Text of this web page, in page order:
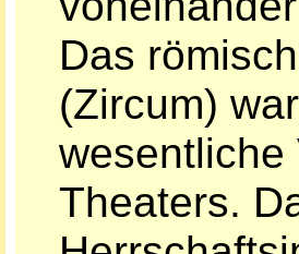
Das
(Zircum)
wesentliche
Theaters.